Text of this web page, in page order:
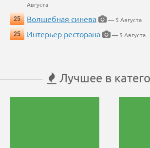
Августа
25
Волшебная синева
— 5 Августа
25
Интерьер ресторана — 5 Августа
Лучшее в